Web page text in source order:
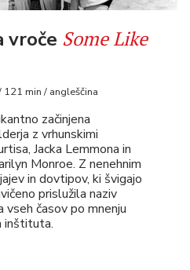
vroče Some Like
min / angleščina
začinjena
z vrhunskimi
Jacka Lemmona in
Monroe. Z nenehnim
in dovtipov, ki švigajo
prislužila naziv
časov po mnenju
inštituta.